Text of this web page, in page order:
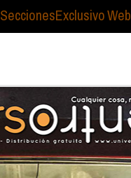
SeccionesExclusivo Web